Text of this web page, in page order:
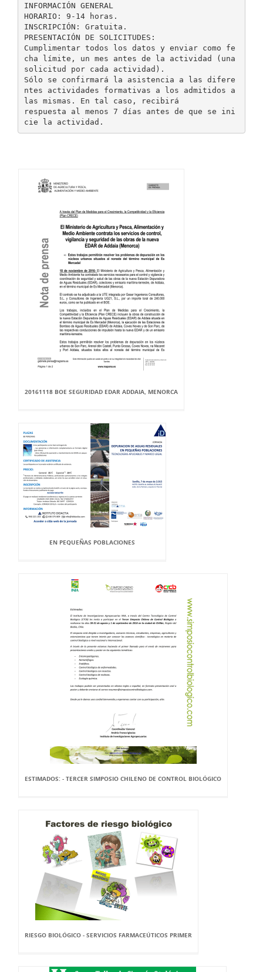
INFORMACIÓN GENERAL
HORARIO: 9-14 horas.
INSCRIPCIÓN: Gratuita.
PRESENTACIÓN DE SOLICITUDES:
Cumplimentar todos los datos y enviar como fe
cha límite, un mes antes de la actividad (una
solicitud por cada actividad).
Sólo se confirmará la asistencia a las difere
ntes actividades formativas a los admitidos a
las mismas. En tal caso, recibirá
respuesta al menos 7 días antes de que se ini
20161118 BOE SEGURIDAD EDAR ADDAIA, MENORCA
EN PEQUEÑAS POBLACIONES
ESTIMADOS: - TERCER SIMPOSIO CHILENO DE CONTROL BIOLÓGICO
RIESGO BIOLÓGICO - SERVICIOS FARMACEÚTICOS PRIMER